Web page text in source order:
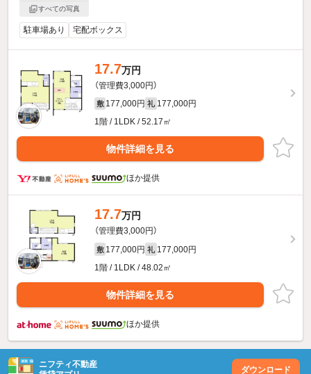
すべての写真
駐車場あり 宅配ボックス
17.7万円
（管理費3,000円）
敷 177,000円 礼 177,000円
1階 / 1LDK / 52.17㎡
物件詳細を見る
ほか提供
17.7万円
（管理費3,000円）
敷 177,000円 礼 177,000円
1階 / 1LDK / 48.02㎡
物件詳細を見る
ほか提供
ニフティ不動産
ダウンロード